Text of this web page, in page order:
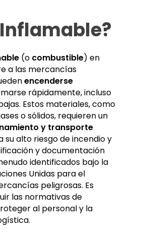
(o combustible) en
a las mercancías
encenderse
rápidamente, incluso
Estos materiales, como
o sólidos, requieren un
y transporte
su alto riesgo de incendio y
y documentación
identificados bajo la
Unidas para el
peligrosas. Es
las normativas de
al personal y la